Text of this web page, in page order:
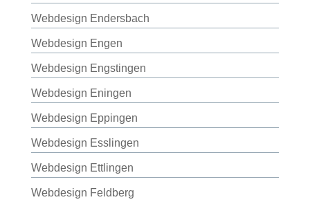
Webdesign Endersbach
Webdesign Engen
Webdesign Engstingen
Webdesign Eningen
Webdesign Eppingen
Webdesign Esslingen
Webdesign Ettlingen
Webdesign Feldberg